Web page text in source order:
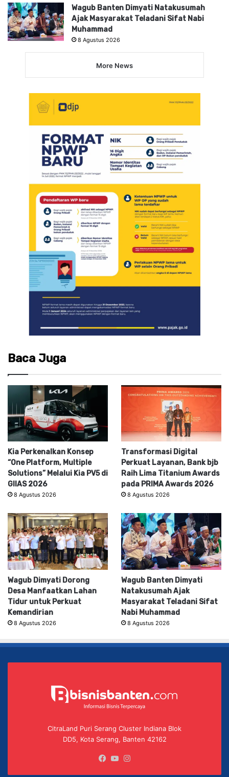
Wagub Banten Dimyati Natakusumah
Ajak Masyarakat Teladani Sifat Nabi
Muhammad
8 Agustus 2026
More News
Baca Juga
Kia Perkenalkan Konsep
“One Platform, Multiple
Solutions” Melalui Kia PV5 di
GIIAS 2026
8 Agustus 2026
Transformasi Digital
Perkuat Layanan, Bank bjb
Raih Lima Titanium Awards
pada PRIMA Awards 2026
8 Agustus 2026
Wagub Dimyati Dorong
Desa Manfaatkan Lahan
Tidur untuk Perkuat
Kemandirian
8 Agustus 2026
Wagub Banten Dimyati
Natakusumah Ajak
Masyarakat Teladani Sifat
Nabi Muhammad
8 Agustus 2026
CitraLand Puri Serang Cluster Indiana Blok
DD5, Kota Serang, Banten 42162
Facebook
YouTube